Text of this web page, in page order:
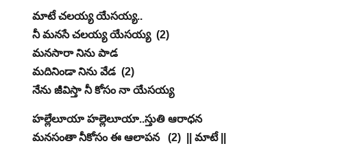
మాటే చలయ్య యేసయ్య..
నీ మనసే చలయ్య యేసయ్య (2)
మనసారా నిను పాడ
మదినిండా నిను వేడ (2)
నేను జీవిస్తా నీ కోసం నా యేసయ్య
హల్లేలూయా హల్లెలూయా..స్తుతి ఆరాధన
మనసంతా నీకోసం ఈ ఆలాపన (2) || మాటే ||